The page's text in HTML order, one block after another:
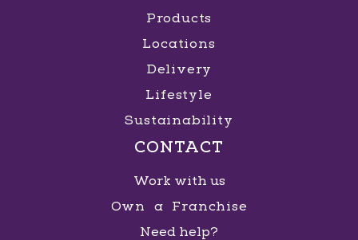
Products
Locations
Delivery
Lifestyle
Sustainability
CONTACT
Work with us
Own a Franchise
Need help?